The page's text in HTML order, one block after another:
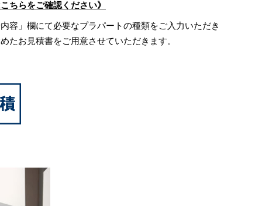
ちらをご確認ください》
容」欄にて必要なプラパートの種類をご入力いただき
たお見積書をご用意させていただきます。